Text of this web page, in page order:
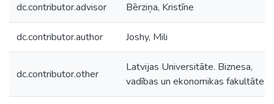
dc.contributor.advisor Bērziņa, Kristīne
dc.contributor.author Joshy, Mili
dc.contributor.other
Latvijas Universitāte. Biznesa,
vadības un ekonomikas fakultāte